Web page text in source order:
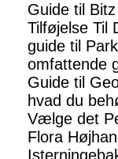
Guide til
Tilføjelse Til
guide til
omfattende
Guide til
hvad du
Vælge det
Flora